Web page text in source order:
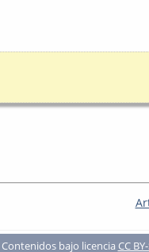
bajo licencia CC